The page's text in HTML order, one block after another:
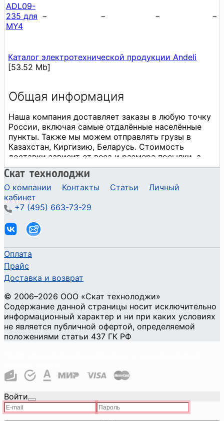
ADL09-
235 для
MY4
− − − −
Каталог электротехнической продукции Andeli
[53.52 Mb]
О компании Контакты Статьи
Личный
кабинет
+7 (495) 663-73-29
Оплата
Прайс
Доставка и возврат
© 2006–2026 ООО «Скат технолоджи»
Содержание данной страницы носит исключительно
информационный характер и ни при каких условиях
не является публичной офертой, определяемой
положениями статьи 437 ГК РФ
Войти